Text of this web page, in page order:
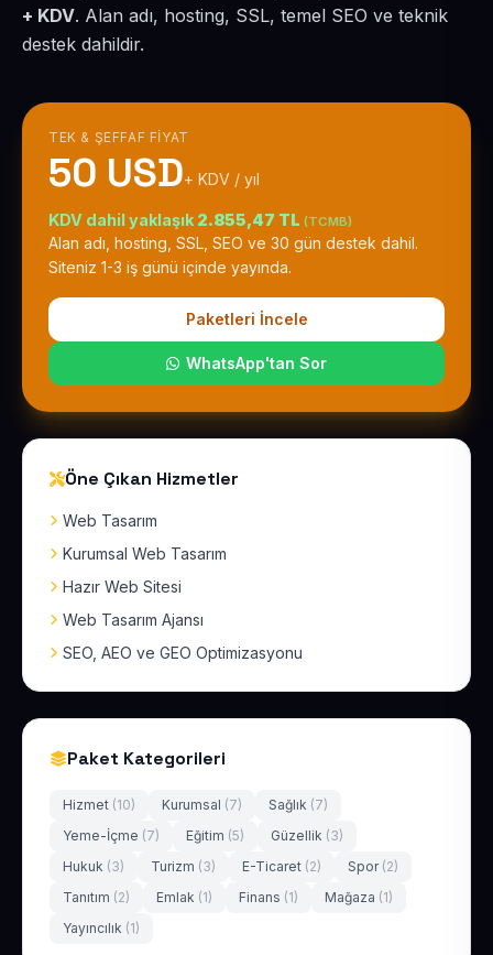
+ KDV. Alan adı, hosting, SSL, temel SEO ve teknik
destek dahildir.
TEK & ŞEFFAF FIYAT
50 USD+ KDV / yıl
KDV dahil yaklaşık 2.855,47 TL (TCMB)
Alan adı, hosting, SSL, SEO ve 30 gün destek dahil.
Siteniz 1-3 iş günü içinde yayında.
Paketleri İncele
WhatsApp'tan Sor
Öne Çıkan Hizmetler
Web Tasarım
Kurumsal Web Tasarım
Hazır Web Sitesi
Web Tasarım Ajansı
SEO, AEO ve GEO Optimizasyonu
Paket Kategorileri
Hizmet (10) Kurumsal (7) Sağlık (7)
Yeme-İçme (7) Eğitim (5) Güzellik (3)
Hukuk (3) Turizm (3) E-Ticaret (2) Spor (2)
Tanıtım (2) Emlak (1) Finans (1) Mağaza (1)
Yayıncılık (1)